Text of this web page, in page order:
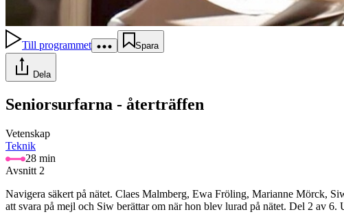
Till programmet Spara
Dela
Seniorsurfarna - återträffen
Vetenskap
Teknik
28 min
Avsnitt 2
Navigera säkert på nätet. Claes Malmberg, Ewa Fröling, Marianne Mörck,
att svara på mejl och Siw berättar om när hon blev lurad på nätet. Del 2 av 6.